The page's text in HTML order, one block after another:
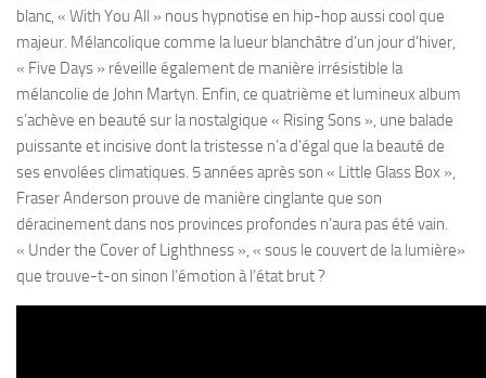
blanc, « With You All » nous hypnotise en hip-hop aussi cool que
majeur. Mélancolique comme la lueur blanchâtre d’un jour d’hiver,
« Five Days » réveille également de manière irrésistible la
mélancolie de John Martyn. Enfin, ce quatrième et lumineux album
s’achève en beauté sur la nostalgique « Rising Sons », une balade
puissante et incisive dont la tristesse n’a d’égal que la beauté de
ses envolées climatiques. 5 années après son « Little Glass Box »,
Fraser Anderson prouve de manière cinglante que son
déracinement dans nos provinces profondes n’aura pas été vain.
« Under the Cover of Lighthness », « sous le couvert de la lumière»
que trouve-t-on sinon l’émotion à l’état brut ?